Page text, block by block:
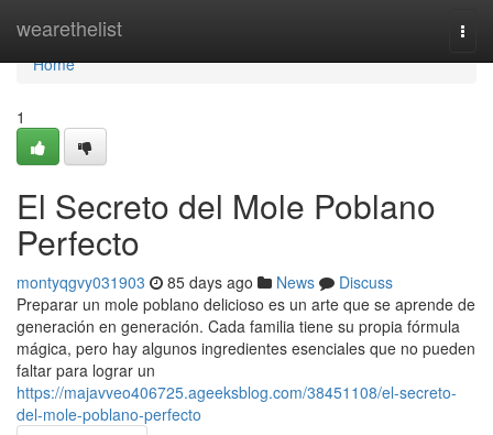
wearethelist
Home
Home
1
El Secreto del Mole Poblano
Perfecto
montyqgvy031903 85 days ago News
Discuss
Preparar un mole poblano delicioso es un arte que se aprende de
generación en generación. Cada familia tiene su propia fórmula
mágica, pero hay algunos ingredientes esenciales que no pueden
faltar para lograr un
https://majavveo406725.ageeksblog.com/38451108/el-secreto-
del-mole-poblano-perfecto